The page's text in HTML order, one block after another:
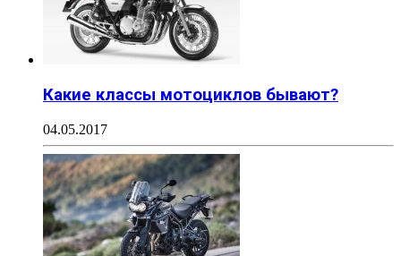
Какие классы мотоциклов бывают?
04.05.2017